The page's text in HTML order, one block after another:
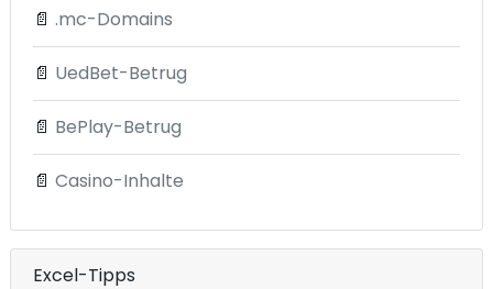
📄 .mc-Domains
📄 UedBet-Betrug
📄 BePlay-Betrug
📄 Casino-Inhalte
Excel-Tipps